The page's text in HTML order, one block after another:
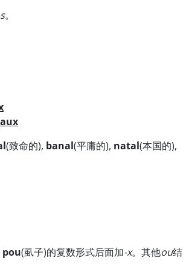
。
aux
(致命的), banal(平庸的), natal(本国的),
pou(虱子)的复数形式后面加-x。其他ou结